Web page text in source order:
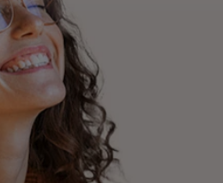
CHEQUEO DE SALUD BUCAL
CORRESPONDENCIA DE PRODUCTOS
PROMOCIONES